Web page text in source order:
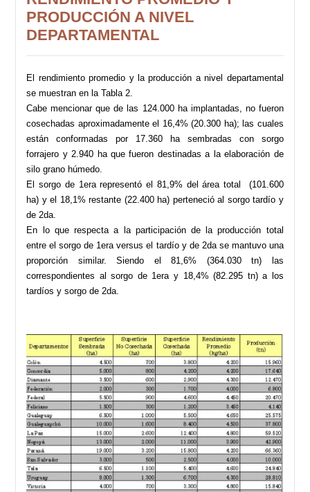
PRODUCCIÓN A NIVEL
DEPARTAMENTAL
El rendimiento promedio y la producción a nivel departamental
se muestran en la Tabla 2.
Cabe mencionar que de las 124.000 ha implantadas, no fueron
cosechadas aproximadamente el 16,4% (20.300 ha); las cuales
están conformadas por 17.360 ha sembradas con sorgo
forrajero y 2.940 ha que fueron destinadas a la elaboración de
silo grano húmedo.
El sorgo de 1era representó el 81,9% del área total (101.600
ha) y el 18,1% restante (22.400 ha) perteneció al sorgo tardío y
de 2da.
En lo que respecta a la participación de la producción total
entre el sorgo de 1era versus el tardío y de 2da se mantuvo una
proporción similar. Siendo el 81,6% (364.030 tn) las
correspondientes al sorgo de 1era y 18,4% (82.295 tn) a los
tardíos y sorgo de 2da.